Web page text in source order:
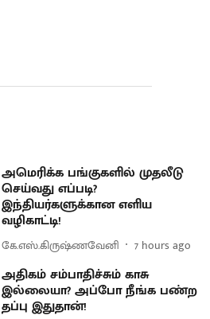
அமெரிக்க பங்குகளில் முதலீடு
செய்வது எப்படி?
இந்தியர்களுக்கான எளிய
வழிகாட்டி!
கே.எஸ்.கிருஷ்ணவேனி 7 hours ago
அதிகம் சம்பாதிச்சும் காசு
இல்லையா? அப்போ நீங்க பண்ற
தப்பு இதுதான்!